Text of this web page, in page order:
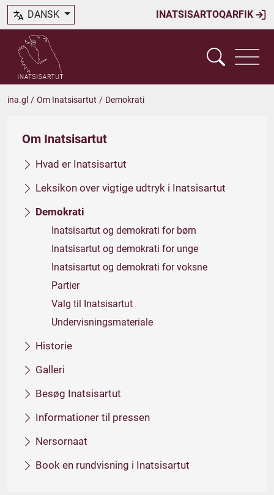
INATSISARTOQARFIK
DANSK
ina.gl / Om Inatsisartut / Demokrati
Om Inatsisartut
Hvad er Inatsisartut
Leksikon over vigtige udtryk i Inatsisartut
Demokrati
Inatsisartut og demokrati for børn
Inatsisartut og demokrati for unge
Inatsisartut og demokrati for voksne
Partier
Valg til Inatsisartut
Undervisningsmateriale
Historie
Galleri
Besøg Inatsisartut
Informationer til pressen
Nersornaat
Book en rundvisning i Inatsisartut